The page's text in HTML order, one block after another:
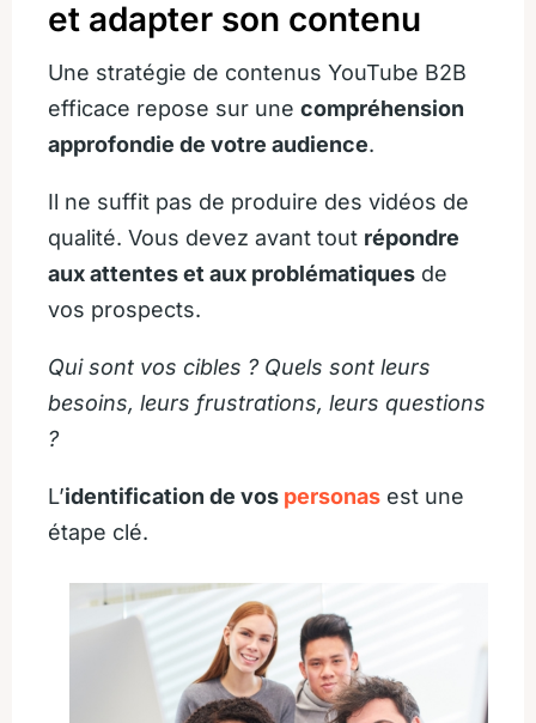
et adapter son contenu
Une stratégie de contenus YouTube B2B
efficace repose sur une compréhension
approfondie de votre audience.
Il ne suffit pas de produire des vidéos de
qualité. Vous devez avant tout répondre
aux attentes et aux problématiques de
vos prospects.
Qui sont vos cibles ? Quels sont leurs
besoins, leurs frustrations, leurs questions
?
L’identification de vos personas est une
étape clé.